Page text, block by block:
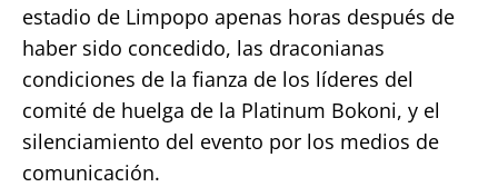
estadio de Limpopo apenas horas después de
haber sido concedido, las draconianas
condiciones de la fianza de los líderes del
comité de huelga de la Platinum Bokoni, y el
silenciamiento del evento por los medios de
comunicación.